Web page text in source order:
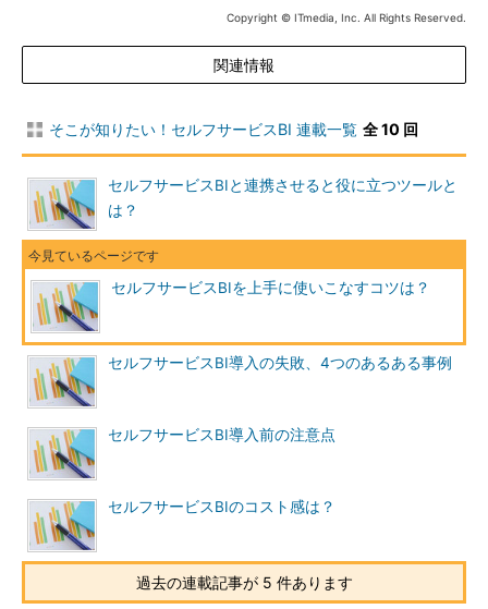
Copyright © ITmedia, Inc. All Rights Reserved.
関連情報
そこが知りたい！セルフサービスBI 連載一覧 全 10 回
セルフサービスBIと連携させると役に立つツールと
は？
セルフサービスBIを上手に使いこなすコツは？
セルフサービスBI導入の失敗、4つのあるある事例
セルフサービスBI導入前の注意点
セルフサービスBIのコスト感は？
過去の連載記事が 5 件あります